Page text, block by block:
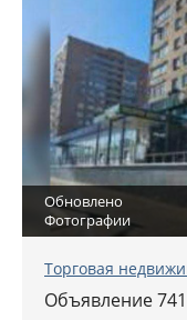
Обновлено
Фотографии
Торговая
Объявление